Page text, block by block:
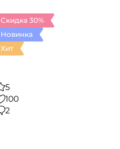
Скидка 30%
Новинка
Хит
5
100
2